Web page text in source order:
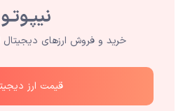
خرید و فروش ارزهای دیجیتال
قیمت ارز